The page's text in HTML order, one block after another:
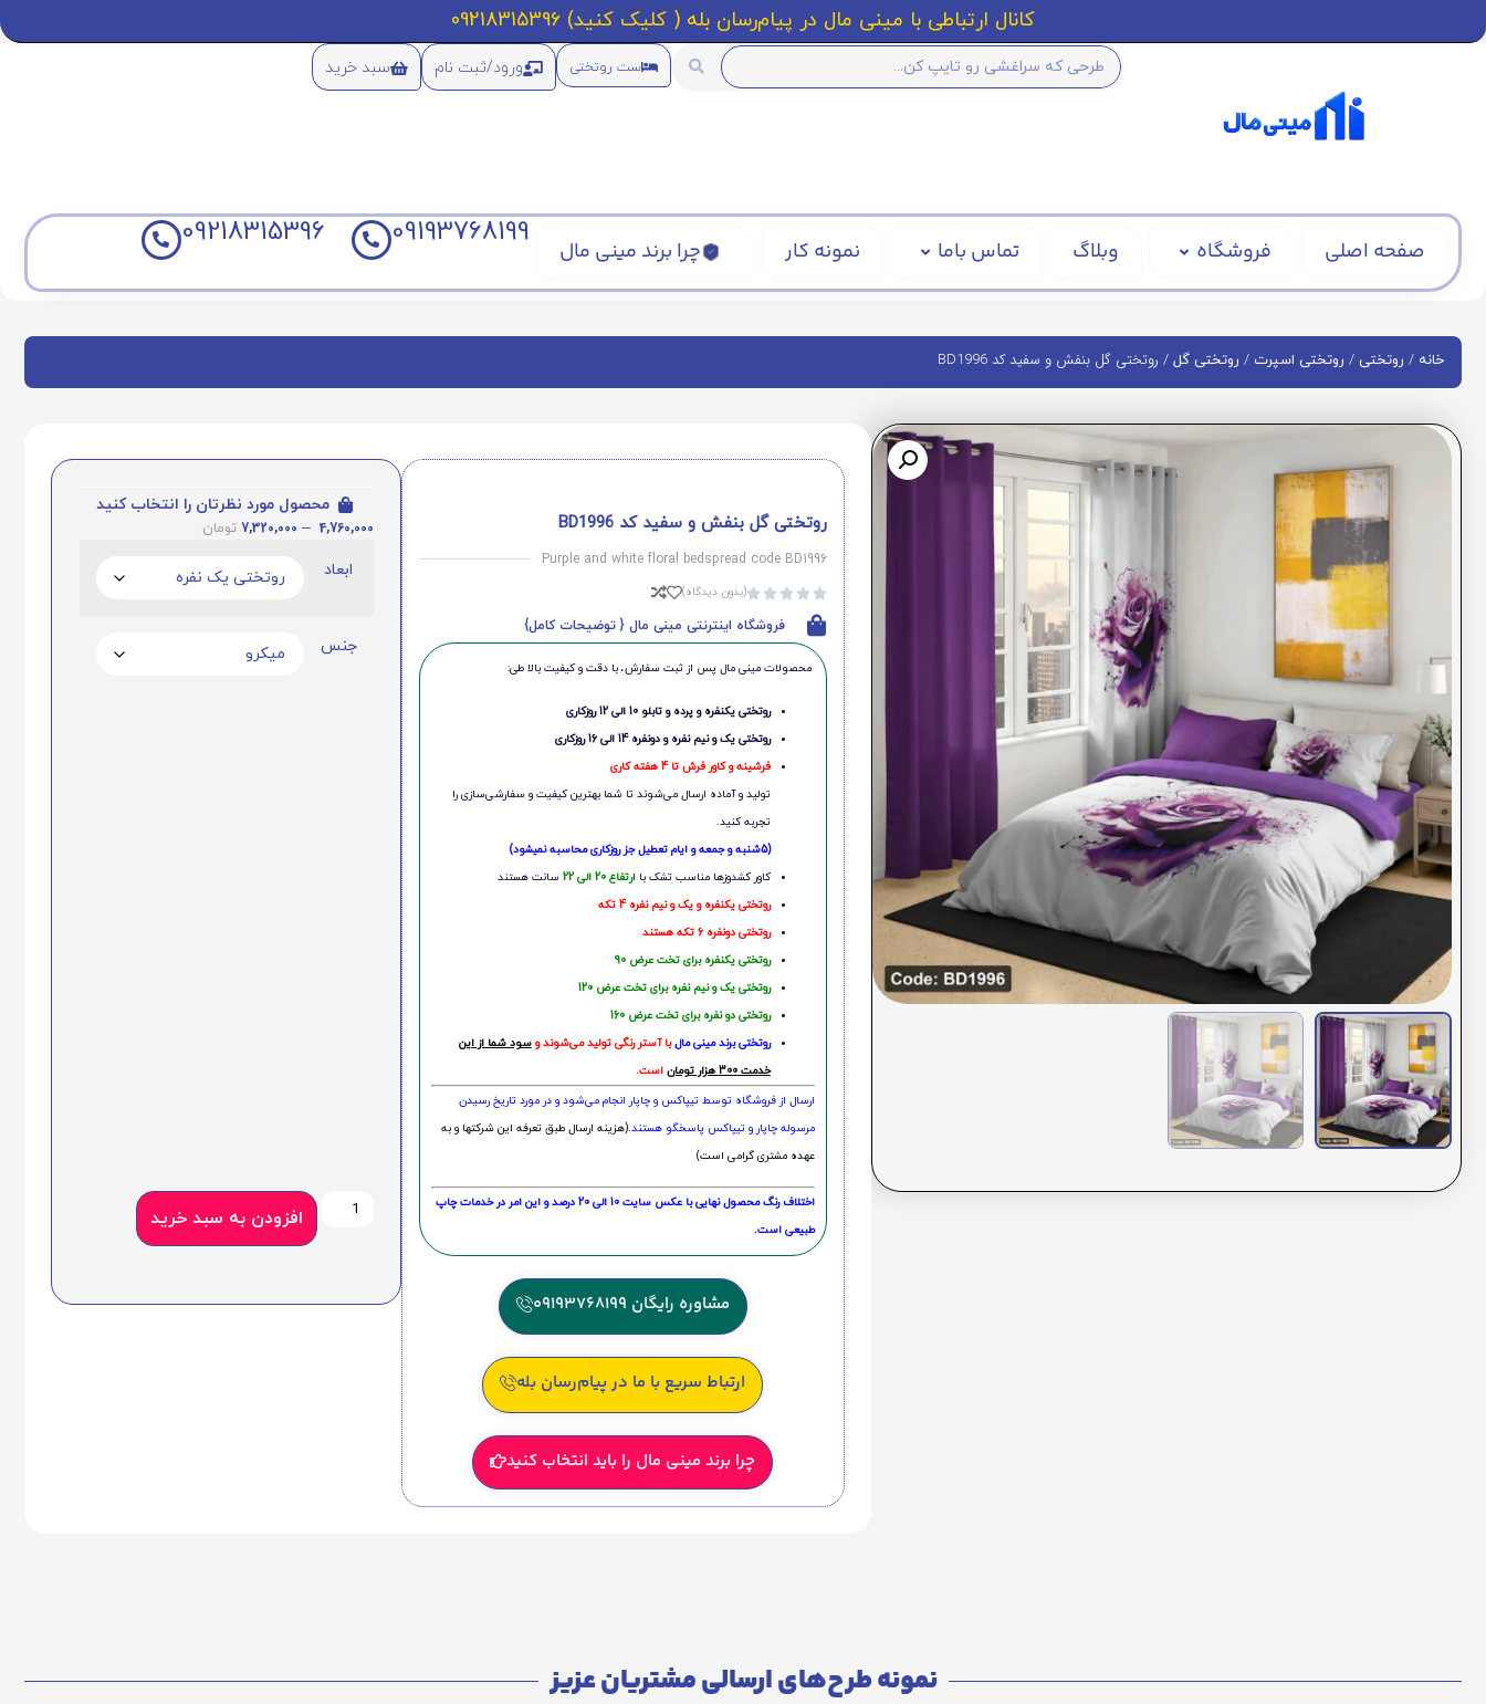
کانال ارتباطی با مینی مال در پیام‌رسان بله ( کلیک کنید) 09218315396
ست روتختی ورود/ثبت نام سبد خرید
صفحه اصلی فروشگاه وبلاگ تماس باما نمونه کار چرا برند مینی مال
09193768199
09218315396
خانه / روتختی / روتختی اسپرت / روتختی گل / روتختی گل بنفش و سفید کد BD1996
روتختی گل بنفش و سفید کد BD1996
Purple and white floral bedspread code BD1996




(بدون دیدگاه)
فروشگاه اینترنتی مینی مال { توضیحات کامل}
محصولات مینی‌ مال پس از ثبت سفارش، با دقت و کیفیت بالا طی:
روتختی یکنفره و پرده و تابلو 10 الی 12 روزکاری
روتختی یک و نیم نفره و دونفره 14 الی 16 روزکاری
فرشینه و کاور فرش تا 4 هفته کاری
تولید و آماده ارسال می‌شوند تا شما بهترین کیفیت و سفارشی‌سازی را
تجربه کنید.
(5شنبه و جمعه و ایام تعطیل جز روزکاری محاسبه نمیشود)
کاور کشدوزها مناسب تشک با ارتفاع 20 الی 22
سانت هستند
روتختی یکنفره و یک و نیم نفره 4 تکه
روتختی دونفره 6 تکه هستند
روتختی یکنفره برای تخت عرض 90
روتختی یک و نیم نفره برای تخت عرض 120
روتختی دو نفره برای تخت عرض 160
روتختی‌ برند مینی مالبا آستر رنگی تولید می‌شوند وسود شما از این
خدمت 300 هزار تومان
است.
ارسال از فروشگاه توسط تیپاکس و چاپار انجام می‌شود و در مورد تاریخ رسیدن
مرسوله چاپار و تیپاکس پاسخگو هستند.(هزینه ارسال طبق تعرفه این شرکتها و به
عهده مشتری گرامی است)
اختلاف رنگ محصول نهایی با عکس سایت 10 الی 20 درصد و این امر در خدمات چاپ
طبیعی است.
مشاوره رایگان 09193768199
ارتباط سریع با ما در پیام‌رسان بله
چرا برند مینی مال را باید انتخاب کنید
محصول مورد نظرتان را انتخاب کنید
4,760,000
–
7,320,000 تومان
ابعاد
جنس
افزودن به سبد خرید
نمونه طرح‌های ارسالی مشتریان عزیز